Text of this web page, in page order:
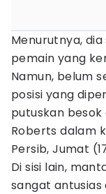
Menurutnya,
pemain yang
Namun, belum
posisi yang
putuskan besok
Roberts dalam
Persib, Jumat
Di sisi lain,
sangat